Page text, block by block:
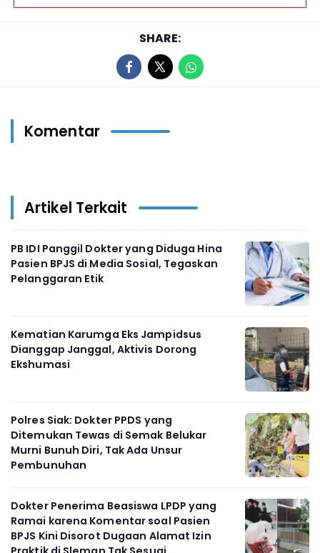
SHARE:
Komentar
Artikel Terkait
PB IDI Panggil Dokter yang Diduga Hina
Pasien BPJS di Media Sosial, Tegaskan
Pelanggaran Etik
Kematian Karumga Eks Jampidsus
Dianggap Janggal, Aktivis Dorong
Ekshumasi
Polres Siak: Dokter PPDS yang
Ditemukan Tewas di Semak Belukar
Murni Bunuh Diri, Tak Ada Unsur
Pembunuhan
Dokter Penerima Beasiswa LPDP yang
Ramai karena Komentar soal Pasien
BPJS Kini Disorot Dugaan Alamat Izin